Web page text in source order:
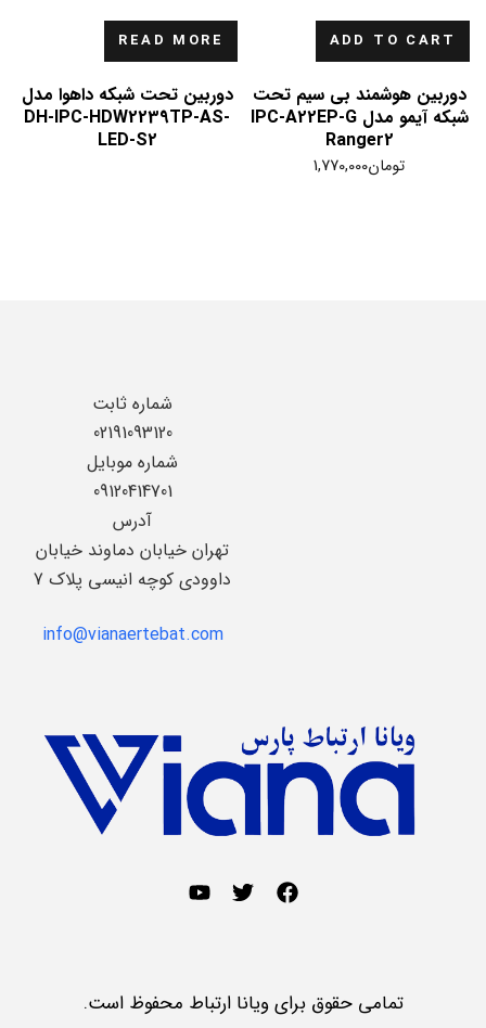
ADD TO CART
دوربین هوشمند بی سیم تحت
شبکه آیمو مدل IPC-A22EP-G
Ranger2
تومان1,770,000
READ MORE
دوربین تحت شبکه داهوا مدل
DH-IPC-HDW2239TP-AS-
LED-S2
شماره ثابت
02191093120
شماره موبایل
09120414701
آدرس
تهران خیابان دماوند خیابان
داوودی کوچه انیسی پلاک 7
info@vianaertebat.com
تمامی حقوق برای ویانا ارتباط محفوظ است.